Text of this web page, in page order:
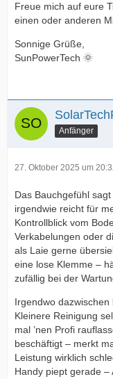
Freue mich auf eure
einen oder anderen
Sonnige Grüße,
SunPowerTech 🌞
Anfänger
27. Oktober 2025 um
Das Bauchgefühl
irgendwie reicht für
Kontrollblick vom
Verkabelungen oder
als Laie gerne
eine lose Klemme –
zufällig bei der
Irgendwo
Kleinere Reinigung
mal ’nen Profi
beschäftigt – merkt
Leistung wirklich
Handy piept gerade